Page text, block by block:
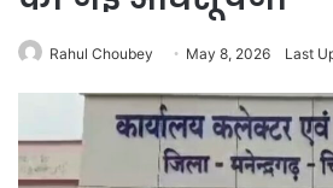
Rahul Choubey May 8, 2026 Last